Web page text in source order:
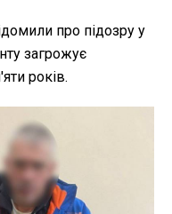
про підозру у
загрожує
років.